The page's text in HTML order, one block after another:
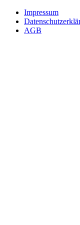
Impressum
AGB